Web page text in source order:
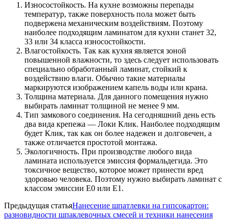
Износостойкость. На кухне возможны перепады
температур, также поверхность пола может быть
подвержена механическим воздействиям. Поэтому
наиболее подходящим ламинатом для кухни станет 32,
33 или 34 класса износостойкости.
Влагостойкость. Так как кухня является зоной
повышенной влажности, то здесь следует использовать
специально обработанный ламинат, стойкий к
воздействию влаги. Обычно такие материалы
маркируются изображением капель воды или крана.
Толщина материала. Для данного помещения нужно
выбирать ламинат толщиной не менее 9 мм.
Тип замкового соединения. На сегодняшний день есть
два вида крепежа — Локи Клик. Наиболее подходящим
будет Клик, так как он более надежен и долговечен, а
также отличается простотой монтажа.
Экологичность. При производстве любого вида
ламината используется эмиссия формальдегида. Это
токсичное вещество, которое может принести вред
здоровью человека. Поэтому нужно выбирать ламинат с
классом эмиссии Е0 или Е1.
Предыдущая статьяНанесение шпатлевки на гипсокартон:
разновидности шпаклевочных смесей и техники нанесения